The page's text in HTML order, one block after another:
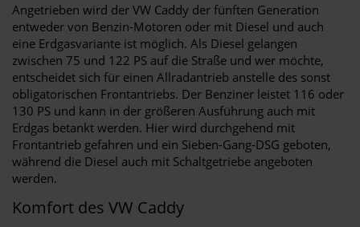
Angetrieben wird der VW Caddy der fünften Generation
entweder von Benzin-Motoren oder mit Diesel und auch
eine Erdgasvariante ist möglich. Als Diesel gelangen
zwischen 75 und 122 PS auf die Straße und wer möchte,
entscheidet sich für einen Allradantrieb anstelle des sonst
obligatorischen Frontantriebs. Der Benziner leistet 116 oder
130 PS und kann in der größeren Ausführung auch mit
Erdgas betankt werden. Hier wird durchgehend mit
Frontantrieb gefahren und ein Sieben-Gang-DSG geboten,
während die Diesel auch mit Schaltgetriebe angeboten
werden.
Komfort des VW Caddy